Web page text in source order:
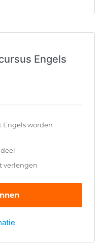
Engels
Engels worden
verlengen